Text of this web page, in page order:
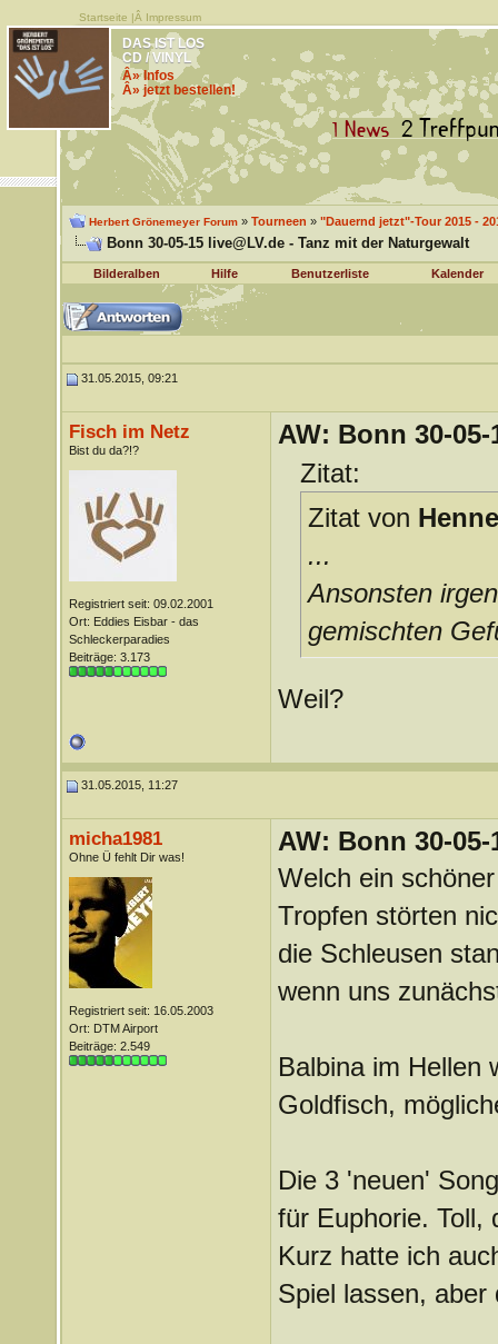
Startseite |Â Impressum
DAS IST LOS
CD / VINYL
Â» Infos
Â» jetzt bestellen!
Herbert Grönemeyer Forum» Tourneen » "Dauernd jetzt"-Tour 2015 -
Bonn 30-05-15 live@LV.de - Tanz mit der Naturgewalt
Bilderalben Hilfe Benutzerliste Kalender
31.05.2015, 09:21
Fisch im Netz
Bist du da?!?
Registriert seit: 09.02.2001
Ort: Eddies Eisbar - das
Schleckerparadies
Beiträge: 3.173
AW: Bonn 30-
Zitat:
Zitat von
...
Ansonsten
gemischten
Weil?
31.05.2015, 11:27
micha1981
Ohne Ü fehlt Dir was!
Registriert seit: 16.05.2003
Ort: DTM Airport
Beiträge: 2.549
AW: Bonn 30-
Welch ein
Tropfen störten
die Schleusen
wenn uns
Balbina im Hellen
Goldfisch,
Die 3 'neuen'
für Euphorie. Toll,
Kurz hatte ich
Spiel lassen,